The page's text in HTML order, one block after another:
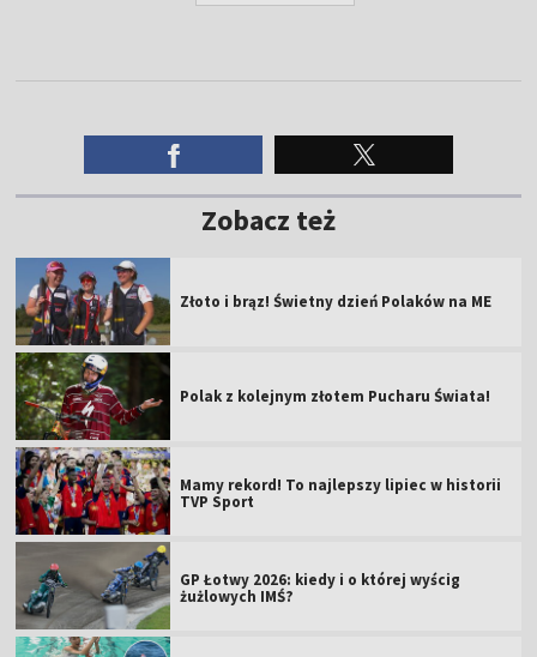
Zobacz też
Złoto i brąz! Świetny dzień Polaków na ME
Polak z kolejnym złotem Pucharu Świata!
Mamy rekord! To najlepszy lipiec w historii
TVP Sport
GP Łotwy 2026: kiedy i o której wyścig
żużlowych IMŚ?